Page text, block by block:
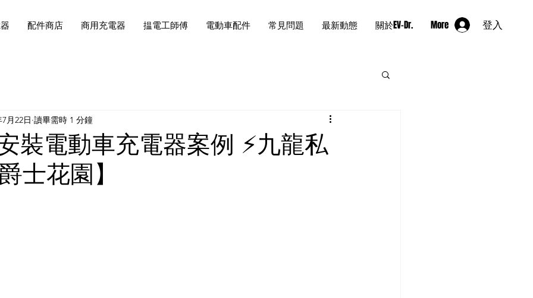
配件商店 商用充電器 揾電工師傅 電動車配件 常見問題 最新動態 關於EV-Dr. More 登入
裝電動車充電器案例 ⚡九龍私
士花園】
月22日 讀畢需時 1 分鐘